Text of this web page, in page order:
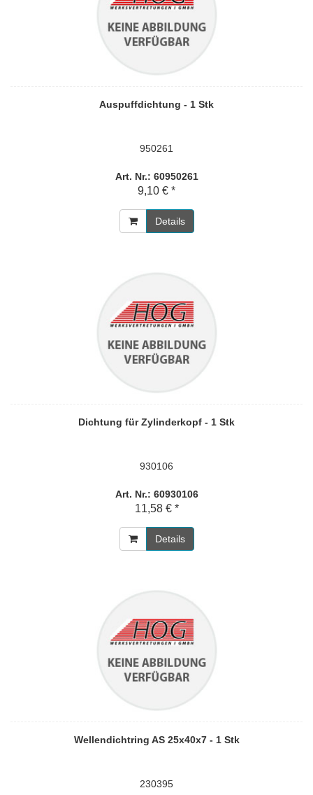
Auspuffdichtung - 1 Stk
950261
Art. Nr.: 60950261
9,10 € *
Details
Dichtung für Zylinderkopf - 1 Stk
930106
Art. Nr.: 60930106
11,58 € *
Details
Wellendichtring AS 25x40x7 - 1 Stk
230395